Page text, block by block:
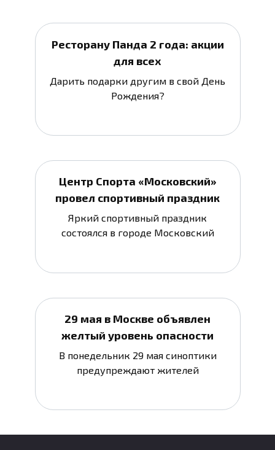
Ресторану Панда 2 года: акции
для всех
Дарить подарки другим в свой День
Рождения?
Центр Спорта «Московский»
провел спортивный праздник
Яркий спортивный праздник
состоялся в городе Московский
29 мая в Москве объявлен
желтый уровень опасности
В понедельник 29 мая синоптики
предупреждают жителей